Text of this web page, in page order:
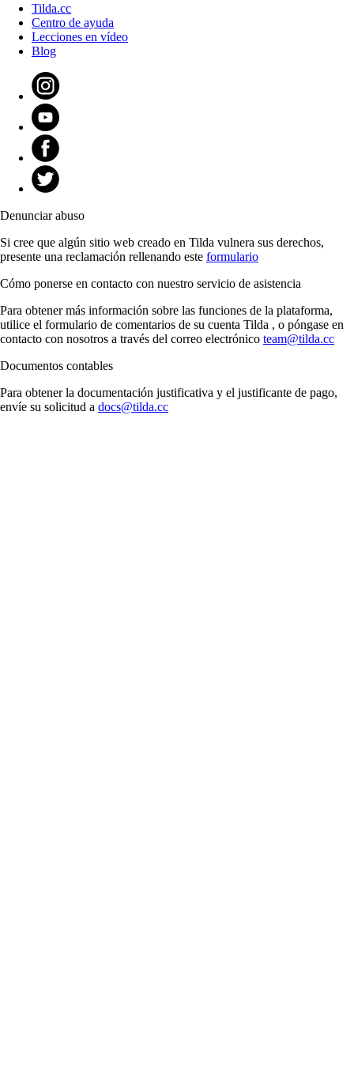
Tilda.cc
Centro de ayuda
Lecciones en vídeo
Blog
Denunciar abuso
Si cree que algún sitio web creado en Tilda vulnera sus derechos,
presente una reclamación rellenando este formulario
Cómo ponerse en contacto con nuestro servicio de asistencia
Para obtener más información sobre las funciones de la plataforma,
utilice el formulario de comentarios de su cuenta Tilda , o póngase en
contacto con nosotros a través del correo electrónico team@tilda.cc
Documentos contables
Para obtener la documentación justificativa y el justificante de pago,
envíe su solicitud a docs@tilda.cc